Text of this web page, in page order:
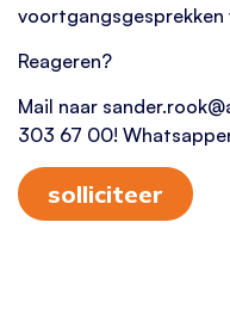
voortgangsgesprekken
Reageren?
Mail naar
303 67 00!
solliciteer